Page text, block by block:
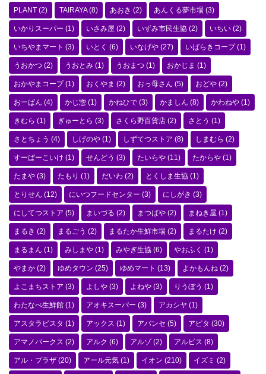
PLANT (2) TAIRAYA(8) あおき (2) あんくる夢市場 (3)
いかりスーパー (1) いさみ屋 (2) いずみ市民生協 (2) いちい (2)
いちやまマート (3) いとく (6) いなげや (27) いばらきコープ(1)
うおかつ (2) うおとみ (1) うおまつ (1) おかじま (1)
おかやまコープ(1) おくやま (2) おっ母さん (5) おどや (2)
おーばん (4) かじ惣 (1) かねひで (3) かましん (8) かわねや (1)
きむら (1) ぎゅーとら (3) さくら野百貨店 (2) さとう (1)
さとちょう (4) しげのや (1) しずてつストア (8) しまむら (2)
すーぱーこいけ (1) せんどう (3) たいらや (11) たからや (1)
たまや (3) たもり (1) だいわ (2) とくしま生協 (1)
とりせん (12) にいつフードセンター (3) にしがき (3)
にしてつストア (5) まいづる (2) まつばや (2) まねき屋 (1)
まるき (2) まるごう (2) まるたか生鮮市場 (2) まるたけ (2)
まるまん (1) みしまや (1) みやぎ生協 (6) やおふく (1)
やまか (2) ゆめタウン (25) ゆめマート (13) よかもんね (2)
よこまちストア (3) よしや (3) よねや (3) りうぼう (1)
わたなべ生鮮館 (1) アオキスーパー (3) アカシヤ (1)
アスタラビスタ (1) アックス (1) アバンセ (5) アピタ (30)
アマノパークス (2) アルク (6) アルゾ(2) アルビス (8)
アル・プラザ (20) アール元気 (1) イオン (210) イズミ (2)